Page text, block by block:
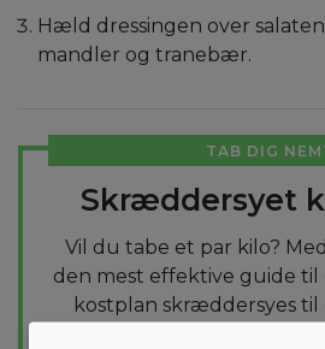
Hæld dressingen over
mandler og tranebær.
TAB DIG
Skræddersyet
Vil du tabe et par kilo?
den mest effektive guide
kostplan skræddersyes til